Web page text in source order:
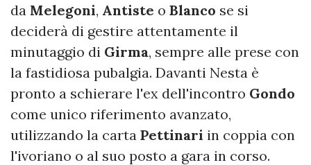
da Melegoni, Antiste o Blanco se si
deciderà di gestire attentamente il
minutaggio di Girma, sempre alle prese con
la fastidiosa pubalgia. Davanti Nesta è
pronto a schierare l'ex dell'incontro Gondo
come unico riferimento avanzato,
utilizzando la carta Pettinari in coppia con
l'ivoriano o al suo posto a gara in corso.